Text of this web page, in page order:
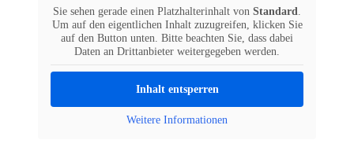
Sie sehen gerade einen Platzhalterinhalt von Standard.
Um auf den eigentlichen Inhalt zuzugreifen, klicken Sie
auf den Button unten. Bitte beachten Sie, dass dabei
Daten an Drittanbieter weitergegeben werden.
Inhalt entsperren
Weitere Informationen